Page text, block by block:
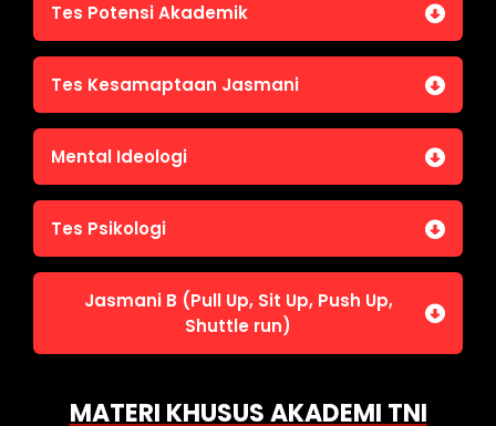
Tes Potensi Akademik
Bahasa Indonesia
Penalaran Numerik
Pengetahuan Umum (termasuk UU Kepolisian)
Tes Wawasan Kebangsaan
Tes Kesamaptaan Jasmani
Jasmani A (Lari 12 menit)
Mental Ideologi
Mental Ideologi
Tes Psikologi
Tes Kecerdasan
Tes Kecermatan
Tes Kepribadian
Jasmani B (Pull Up, Sit Up, Push Up,
Shuttle run)
MATERI KHUSUS AKADEMI TNI